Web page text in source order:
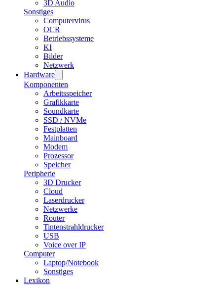
3D Audio
Sonstiges
Computervirus
OCR
Betriebssysteme
KI
Bilder
Netzwerk
Hardware
Komponenten
Arbeitsspeicher
Grafikkarte
Soundkarte
SSD / NVMe
Festplatten
Mainboard
Modem
Prozessor
Speicher
Peripherie
3D Drucker
Cloud
Laserdrucker
Netzwerke
Router
Tintenstrahldrucker
USB
Voice over IP
Computer
Laptop/Notebook
Sonstiges
Lexikon